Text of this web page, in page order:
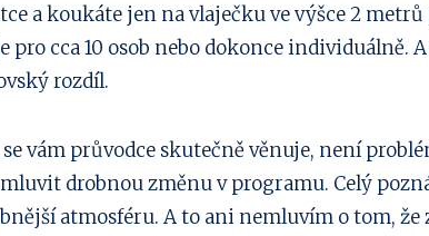
a koukáte jen na vlaječku ve výšce 2 metrů
pro cca 10 osob nebo dokonce individuálně.
rozdíl.
vám průvodce skutečně věnuje, není
drobnou změnu v programu. Celý
atmosféru. A to ani nemluvím o tom, že